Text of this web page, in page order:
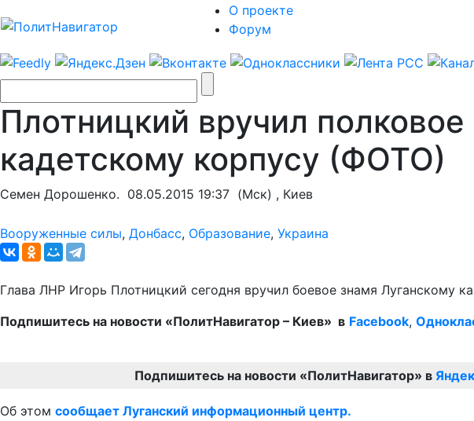
О проекте
Форум
Плотницкий вручил
кадетскому корпусу (ФОТО)
Семен Дорошенко. 08.05.2015 19:37 (Мск) , Киев
Вооруженные силы, Донбасс, Образование, Украина
Глава ЛНР Игорь Плотницкий сегодня вручил боевое знамя Луганскому
Подпишитесь на новости «ПолитНавигатор – Киев» в Facebook,
Подпишитесь на новости «ПолитНавигатор» в
Об этом сообщает Луганский информационный центр.